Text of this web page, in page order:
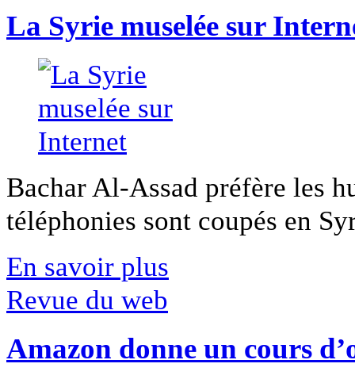
La Syrie muselée sur
Bachar Al-Assad préfère les
téléphonies sont coupés en
En savoir plus
Revue du web
Amazon donne un cours